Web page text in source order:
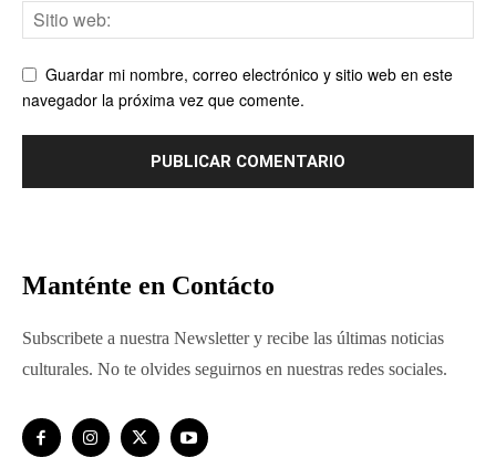
Guardar mi nombre, correo electrónico y sitio web en este
navegador la próxima vez que comente.
Manténte en Contácto
Subscribete a nuestra Newsletter y recibe las últimas noticias
culturales. No te olvides seguirnos en nuestras redes sociales.